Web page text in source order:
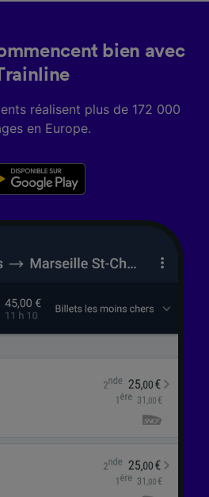
bien avec
réalisent plus de 172 000
en Europe.